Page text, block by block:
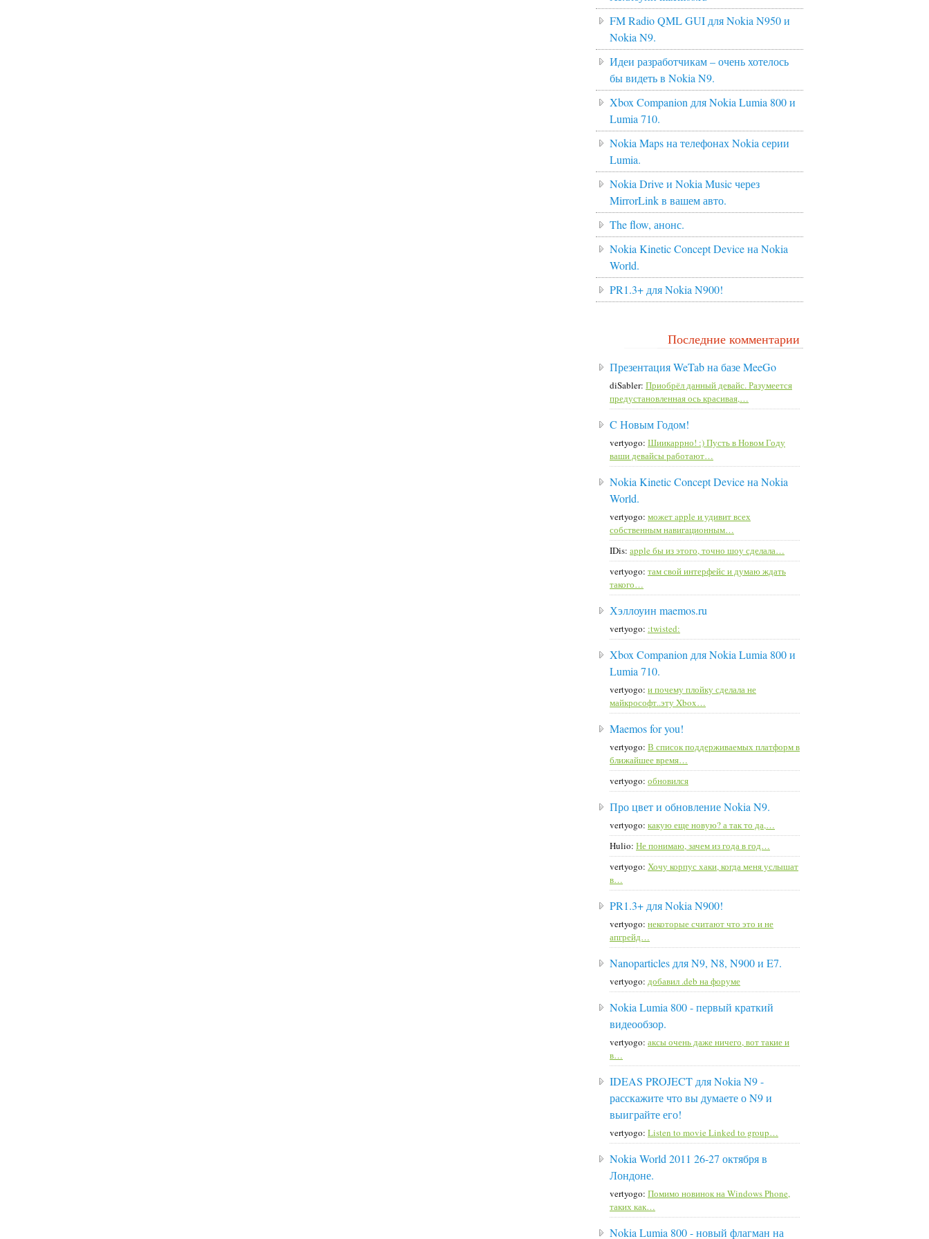
FM Radio QML GUI для Nokia N950 и
Nokia N9.
Идеи разработчикам – очень хотелось
бы видеть в Nokia N9.
Xbox Companion для Nokia Lumia 800 и
Lumia 710.
Nokia Maps на телефонах Nokia серии
Lumia.
Nokia Drive и Nokia Music через
MirrorLink в вашем авто.
The flow, анонс.
Nokia Kinetic Concept Device на Nokia
World.
PR1.3+ для Nokia N900!
Последние комментарии
Презентация WeTab на базе MeeGo
diSabler: Приобрёл данный девайс. Разумеется
предустановленная ось красивая,…
C Новым Годом!
vertyogo: Шиикаррно! :) Пусть в Новом Году
ваши девайсы работают…
Nokia Kinetic Concept Device на Nokia
World.
vertyogo: может apple и удивит всех
собственным навигационным…
IDis: apple бы из этого, точно шоу сделала…
vertyogo: там свой интерфейс и думаю ждать
такого…
Хэллоуин maemos.ru
vertyogo: :twisted:
Xbox Companion для Nokia Lumia 800 и
Lumia 710.
vertyogo: и почему плойку сделала не
майкрософт..эту Xbox…
Maemos for you!
vertyogo: В список поддерживаемых платформ в
ближайшее время…
vertyogo: обновился
Про цвет и обновление Nokia N9.
vertyogo: какую еще новую? а так то да,…
Hulio: Не понимаю, зачем из года в год…
vertyogo: Хочу корпус хаки, когда меня услышат
в…
PR1.3+ для Nokia N900!
vertyogo: некоторые считают что это и не
апгрейд…
Nanoparticles для N9, N8, N900 и E7.
vertyogo: добавил .deb на форуме
Nokia Lumia 800 - первый краткий
видеообзор.
vertyogo: аксы очень даже ничего, вот такие и
в…
IDEAS PROJECT для Nokia N9 -
расскажите что вы думаете о N9 и
выиграйте его!
vertyogo: Listen to movie Linked to group…
Nokia World 2011 26-27 октября в
Лондоне.
vertyogo: Помимо новинок на Windows Phone,
таких как…
Nokia Lumia 800 - новый флагман на